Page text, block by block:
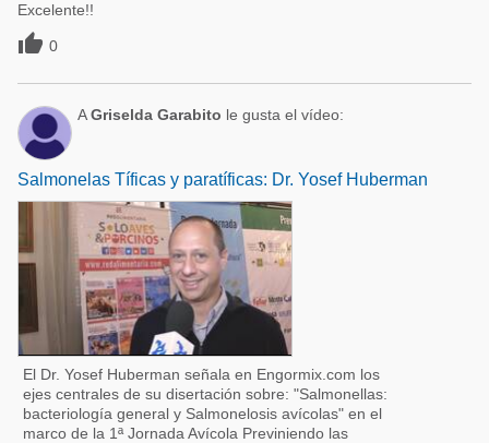
Excelente!!
 0
AGriselda Garabito le gusta el vídeo:
Salmonelas Tíficas y paratíficas: Dr. Yosef Huberman
El Dr. Yosef Huberman señala en Engormix.com los
ejes centrales de su disertación sobre: "Salmonellas:
bacteriología general y Salmonelosis avícolas" en el
marco de la 1ª Jornada Avícola Previniendo las